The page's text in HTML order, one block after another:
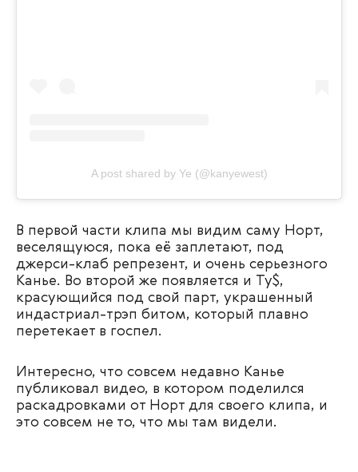
A post shared by Ye (@kanyewest)
В первой части клипа мы видим саму Норт,
веселящуюся, пока её заплетают, под
джерси-клаб репрезент, и очень серьезного
Канье. Во второй же появляется и Ty$,
красующийся под свой парт, украшенный
индастриал-трэп битом, который плавно
перетекает в госпел.
Интересно, что совсем недавно Канье
публиковал видео, в котором поделился
раскадровками от Норт для своего клипа, и
это совсем не то, что мы там видели.